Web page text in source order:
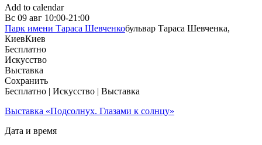
Add to calendar
Вс 09 авг 10:00-21:00
Парк имени Тараса Шевченкобульвар Тараса Шевченка,
КиевКиев
Бесплатно
Искусство
Выставка
Сохранить
Бесплатно | Искусство | Выставка
Выставка «Подсолнух. Глазами к солнцу»
Дата и время